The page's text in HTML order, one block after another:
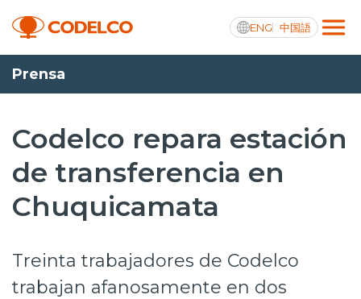
ENG 中国語
Transparencia activa
Nosotros
Operaciones
Sustentabilidad
Prensa
Codelco repara estación
de transferencia en
Chuquicamata
Treinta trabajadores de Codelco
trabajan afanosamente en dos